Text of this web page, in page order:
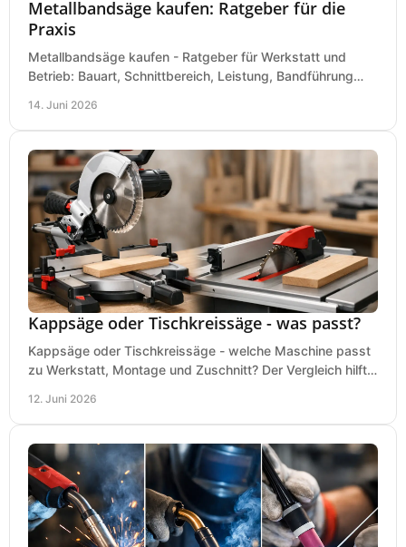
Metallbandsäge kaufen: Ratgeber für die
Praxis
Metallbandsäge kaufen - Ratgeber für Werkstatt und
Betrieb: Bauart, Schnittbereich, Leistung, Bandführung
14. Juni 2026
Kappsäge oder Tischkreissäge - was passt?
Kappsäge oder Tischkreissäge - welche Maschine passt
zu Werkstatt, Montage und Zuschnitt? Der Vergleich hilft
12. Juni 2026